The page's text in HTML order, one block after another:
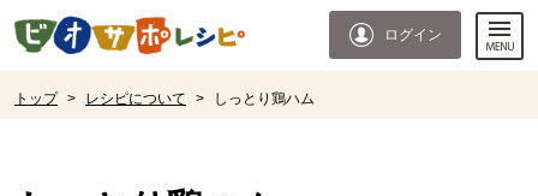
ページの先頭です。
ログイン
トップ > レシピについて > しっとり鶏ハム